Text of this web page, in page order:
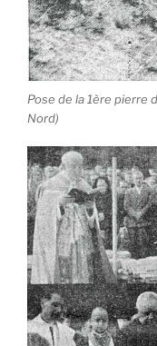
Pose de la 1ère pierre
Nord)